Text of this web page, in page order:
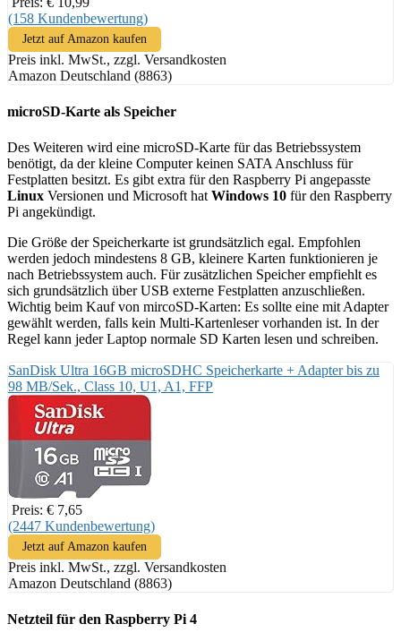
(158 Kundenbewertung)
Jetzt auf Amazon kaufen
Preis inkl. MwSt., zzgl. Versandkosten
Amazon Deutschland (8863)
microSD-Karte als Speicher
Des Weiteren wird eine microSD-Karte für das Betriebssystem
benötigt, da der kleine Computer keinen SATA Anschluss für
Festplatten besitzt. Es gibt extra für den Raspberry Pi angepasste
Linux Versionen und Microsoft hat Windows 10 für den Raspberry
Pi angekündigt.
Die Größe der Speicherkarte ist grundsätzlich egal. Empfohlen
werden jedoch mindestens 8 GB, kleinere Karten funktionieren je
nach Betriebssystem auch. Für zusätzlichen Speicher empfiehlt es
sich grundsätzlich über USB externe Festplatten anzuschließen.
Wichtig beim Kauf von mircoSD-Karten: Es sollte eine mit Adapter
gewählt werden, falls kein Multi-Kartenleser vorhanden ist. In der
Regel kann jeder Laptop normale SD Karten lesen und schreiben.
SanDisk Ultra 16GB microSDHC Speicherkarte + Adapter bis zu
98 MB/Sek., Class 10, U1, A1, FFP
Preis: € 7,65
(2447 Kundenbewertung)
Jetzt auf Amazon kaufen
Preis inkl. MwSt., zzgl. Versandkosten
Amazon Deutschland (8863)
Netzteil für den Raspberry Pi 4